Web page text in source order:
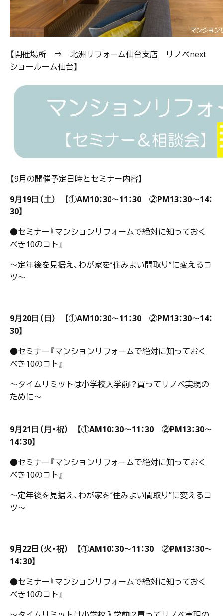
【開催場所 ⇒ 北洲リフォーム仙台支店 リノベnext
ショールーム仙台】
【9月の開催予定日時とセミナー内容】
9月19日（土）
【①AM10：30～11：30 ②PM13：30～14：
30】
●セミナー『マンションリフォームで絶対に知っておく
べき10のコト』
～定年後を見据え、わが家を”住みよい間取り”に変えるコ
ツ～
9月20日（日）
【①AM10：30～11：30 ②PM13：30～14：
30】
●セミナー『マンションリフォームで絶対に知っておく
べき10のコト』
～タイムリミットは小学校入学前!？買ってリノベ実現の
ために～
9月21日（月・祝） 【①AM10：30～11：30 ②PM13：30～
14：30】
●セミナー『マンションリフォームで絶対に知っておく
べき10のコト』
～定年後を見据え、わが家を”住みよい間取り”に変えるコ
ツ～
9月22日（火・祝） 【①AM10：30～11：30 ②PM13：30～
14：30】
●セミナー『マンションリフォームで絶対に知っておく
べき10のコト』